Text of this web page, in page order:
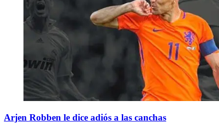
Arjen Robben le dice adiós a las canchas